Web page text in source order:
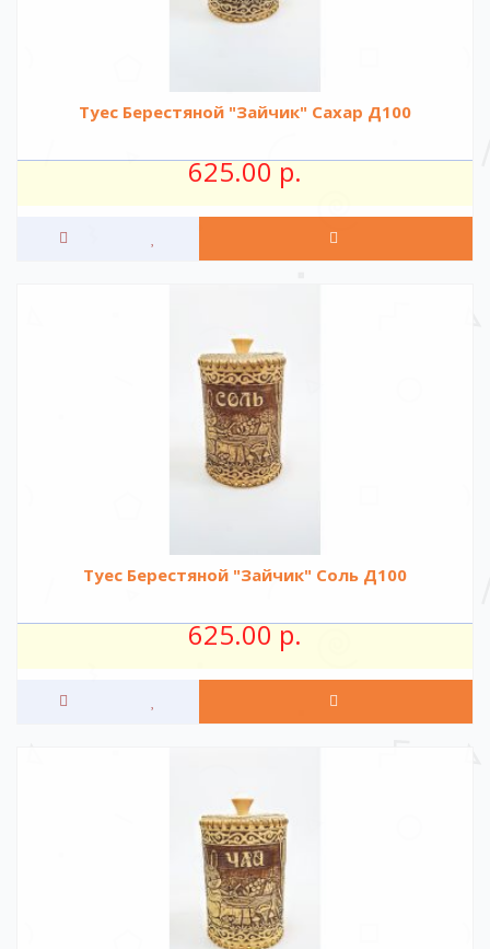
Туес Берестяной "Зайчик" Сахар Д100
625.00 р.
Туес Берестяной "Зайчик" Соль Д100
625.00 р.